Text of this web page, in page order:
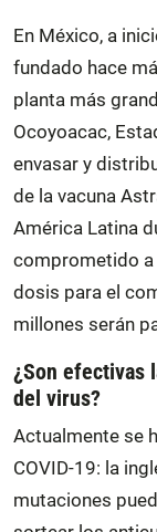
En México, a
fundado hace
planta más
Ocoyoacac,
envasar y
de la vacuna
América Latina
comprometido a
dosis para el
millones serán
¿Son efectivas
del virus?
Actualmente se
COVID-19: la
mutaciones